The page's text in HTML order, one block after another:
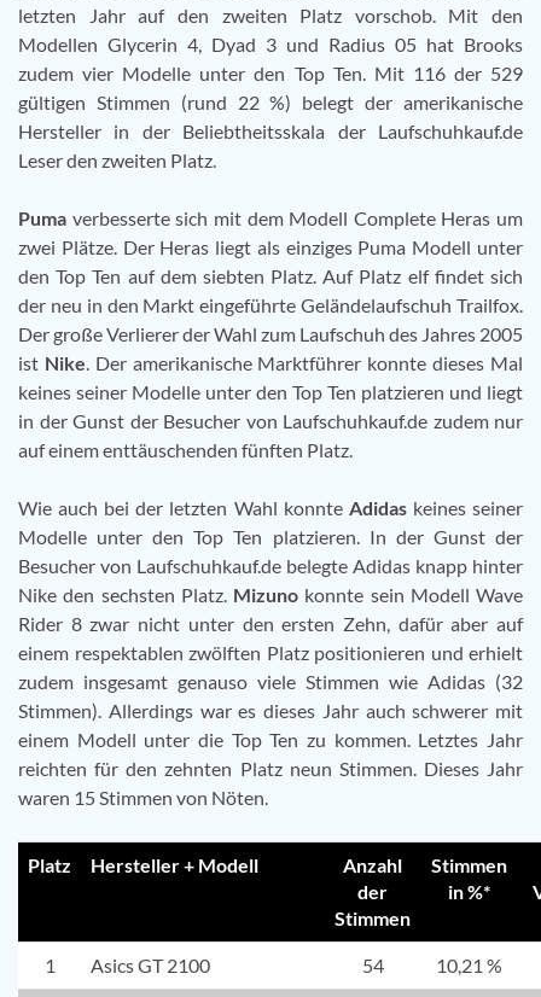
letzten Jahr auf den zweiten Platz vorschob. Mit den
Modellen Glycerin 4, Dyad 3 und Radius 05 hat Brooks
zudem vier Modelle unter den Top Ten. Mit 116 der 529
gültigen Stimmen (rund 22 %) belegt der amerikanische
Hersteller in der Beliebtheitsskala der Laufschuhkauf.de
Leser den zweiten Platz.
Puma verbesserte sich mit dem Modell Complete Heras um
zwei Plätze. Der Heras liegt als einziges Puma Modell unter
den Top Ten auf dem siebten Platz. Auf Platz elf findet sich
der neu in den Markt eingeführte Geländelaufschuh Trailfox.
Der große Verlierer der Wahl zum Laufschuh des Jahres 2005
ist Nike. Der amerikanische Marktführer konnte dieses Mal
keines seiner Modelle unter den Top Ten platzieren und liegt
in der Gunst der Besucher von Laufschuhkauf.de zudem nur
auf einem enttäuschenden fünften Platz.
Wie auch bei der letzten Wahl konnte Adidaskeines seiner
Modelle unter den Top Ten platzieren. In der Gunst der
Besucher von Laufschuhkauf.de belegte Adidas knapp hinter
Nike den sechsten Platz. Mizuno konnte sein Modell Wave
Rider 8 zwar nicht unter den ersten Zehn, dafür aber auf
einem respektablen zwölften Platz positionieren und erhielt
zudem insgesamt genauso viele Stimmen wie Adidas (32
Stimmen). Allerdings war es dieses Jahr auch schwerer mit
einem Modell unter die Top Ten zu kommen. Letztes Jahr
reichten für den zehnten Platz neun Stimmen. Dieses Jahr
waren 15 Stimmen von Nöten.
Platz Hersteller + Modell
Anzahl
der
Stimmen
Stimmen
in %*
1 Asics GT 2100 54 10,21 %